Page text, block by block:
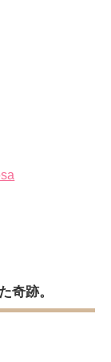
는)
にて先行
빈❤️ 손예진 Son Ye
ン / エンジョイ❕
作発表会
28日）結婚……
「健康がとても回
物俳優
奇跡。